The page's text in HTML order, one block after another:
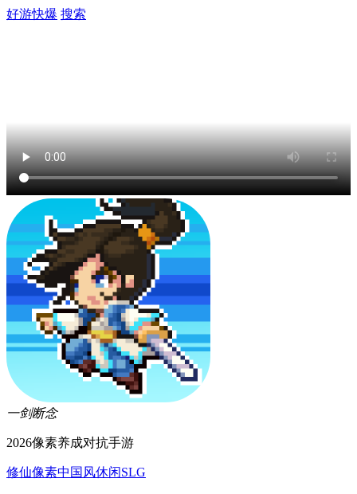
好游快爆 搜索
一剑断念
2026像素养成对抗手游
修仙像素中国风休闲SLG